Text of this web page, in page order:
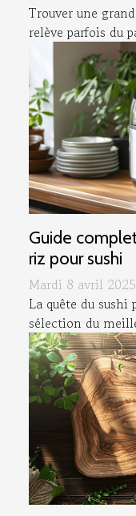
Trouver une
relève parfois du
Guide
riz pour sushi
Mardi 8 avril
La quête du
sélection du